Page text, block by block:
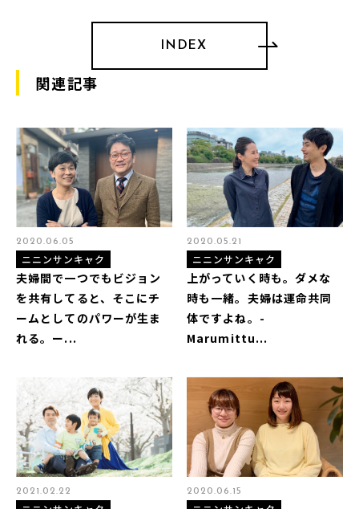
INDEX
関連記事
夫婦間で一つでもビジョン
を共有してると、そこにチ
ームとしてのパワーが生ま
れる。ー...
2020.06.05
ニニンサンキャク
上がっていく時も。ダメな
時も一緒。夫婦は運命共同
体ですよね。-
Marumittu...
2020.05.21
ニニンサンキャク
2021.02.22 2020.06.15